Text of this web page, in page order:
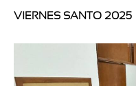
VIERNES SANTO 2025